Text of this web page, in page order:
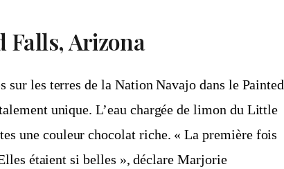
Falls, Arizona
sur les terres de la Nation Navajo dans le Painted
unique. L’eau chargée de limon du Little
une couleur chocolat riche. « La première fois
étaient si belles », déclare Marjorie